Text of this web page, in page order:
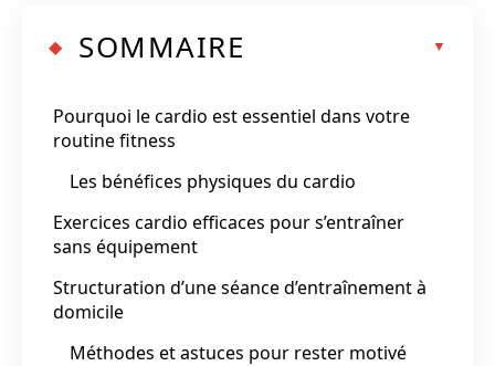
SOMMAIRE
Pourquoi le cardio est essentiel dans votre
routine fitness
Les bénéfices physiques du cardio
Exercices cardio efficaces pour s’entraîner
sans équipement
Structuration d’une séance d’entraînement à
domicile
Méthodes et astuces pour rester motivé